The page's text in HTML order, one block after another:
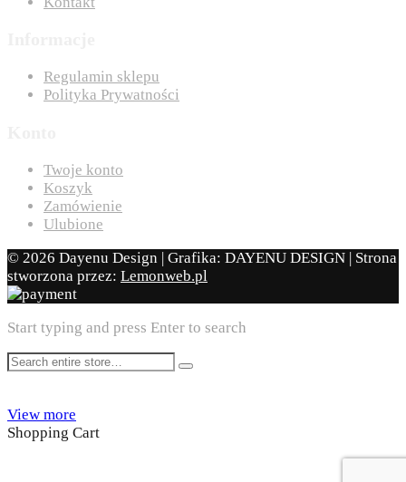
Regulamin sklepu
Polityka Prywatności
Twoje konto
Koszyk
Zamówienie
Ulubione
© 2026 Dayenu Design | Grafika: DAYENU DESIGN | Strona
stworzona przez: Lemonweb.pl
Start typing and press Enter to search
View more
Shopping Cart